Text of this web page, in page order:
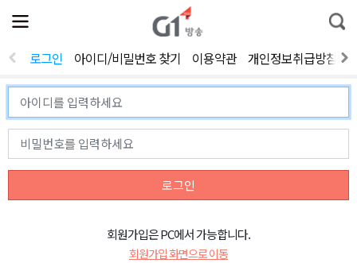
전
체
뉴
열
통
합
색
로그인 아이디/비밀번호 찾기 이용약관 개인정보취급방침
로그인
회원가입은 PC에서 가능합니다.
회원가입 화면으로 이동